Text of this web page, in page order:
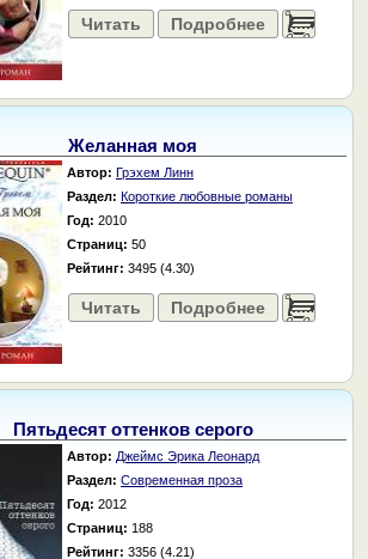
Читать Подробнее ......
Желанная моя
Автор: Грэхем Линн
Раздел: Короткие любовные романы
Год: 2010
Страниц: 50
Рейтинг: 3495 (4.30)
Читать Подробнее ......
Пятьдесят оттенков серого
Автор: Джеймс Эрика Леонард
Раздел: Современная проза
Год: 2012
Страниц: 188
Рейтинг: 3356 (4.21)